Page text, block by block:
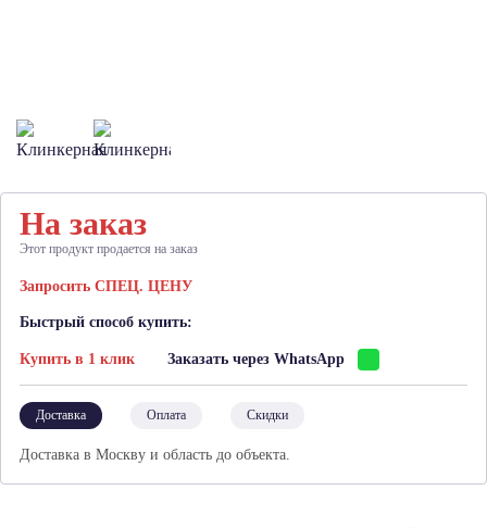
На заказ
Этот продукт продается на заказ
Запросить СПЕЦ. ЦЕНУ
Быстрый способ купить:
Купить в 1 клик Заказать через WhatsApp
Доставка Оплата Скидки
Доставка в Москву и область до объекта.